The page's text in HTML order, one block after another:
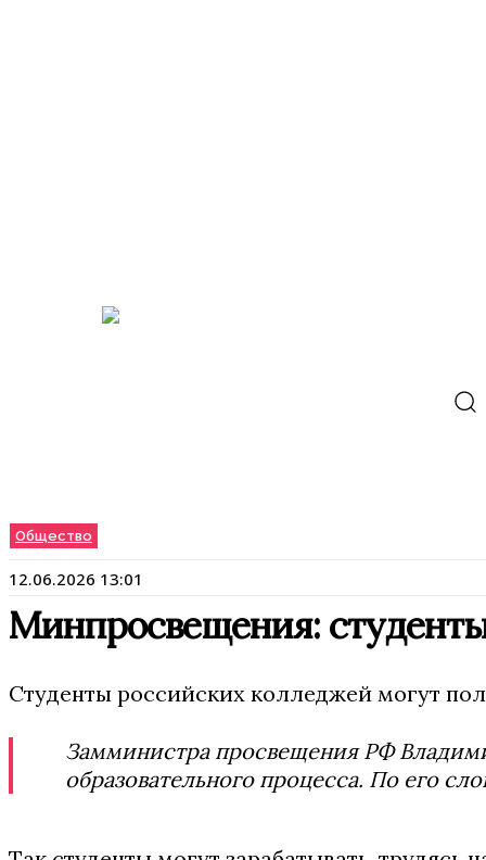
Общество
12.06.2026 13:01
Минпросвещения:
Студенты российских колледжей могут
Замминистра просвещения РФ
образовательного процесса. По его